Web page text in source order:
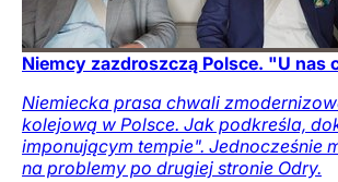
Niemcy zazdroszczą Polsce. "U nas
Niemiecka prasa chwali
kolejową w Polsce. Jak podkreśla,
imponującym tempie". Jednocześnie
na problemy po drugiej stronie Odry.